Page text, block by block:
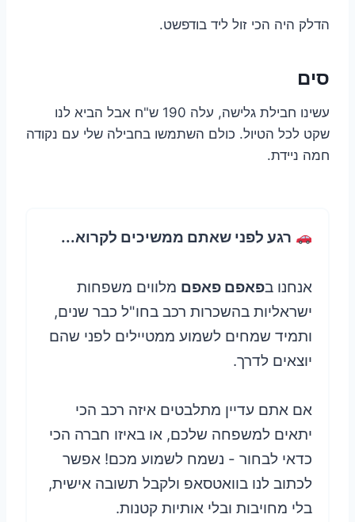
הדלק היה הכי זול ליד בודפשט.
סים
עשינו חבילת גלישה, עלה 190 ש"ח אבל הביא לנו
שקט לכל הטיול. כולם השתמשו בחבילה שלי עם נקודה
חמה ניידת.
רגע לפני שאתם ממשיכים לקרוא...
אנחנו בפאפם פאפם מלווים משפחות
ישראליות בהשכרות רכב בחו"ל כבר שנים,
ותמיד שמחים לשמוע ממטיילים לפני שהם
יוצאים לדרך.
אם אתם עדיין מתלבטים איזה רכב הכי
יתאים למשפחה שלכם, או באיזו חברה הכי
כדאי לבחור - נשמח לשמוע מכם! אפשר
לכתוב לנו בוואטסאפ ולקבל תשובה אישית,
בלי מחויבות ובלי אותיות קטנות.